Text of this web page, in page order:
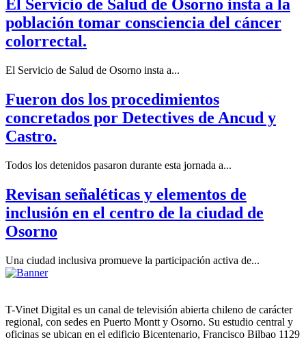
El Servicio de Salud de Osorno insta a la
población tomar consciencia del cáncer
colorrectal.
El Servicio de Salud de Osorno insta a...
Fueron dos los procedimientos
concretados por Detectives de Ancud y
Castro.
Todos los detenidos pasaron durante esta jornada a...
Revisan señaléticas y elementos de
inclusión en el centro de la ciudad de
Osorno
Una ciudad inclusiva promueve la participación activa de...
T-Vinet Digital es un canal de televisión abierta chileno de carácter
regional, con sedes en Puerto Montt y Osorno. Su estudio central y
oficinas se ubican en el edificio Bicentenario, Francisco Bilbao 1129